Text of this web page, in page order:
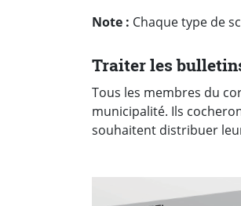
Note : Chaque type de
Traiter les
Tous les membres du
municipalité. Ils
souhaitent distribuer